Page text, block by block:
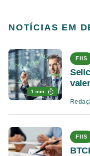
NOTÍCIAS EM
1 min
FIIS
FIIS